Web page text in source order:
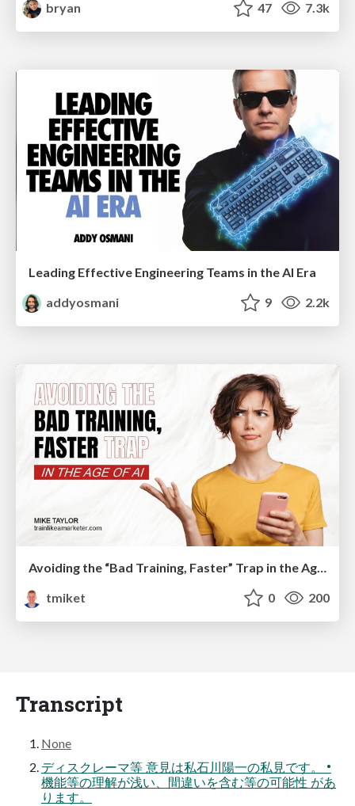
bryan
47 7.3k
Leading Effective Engineering Teams in the AI Era
addyosmani
9 2.2k
tmiket
0 200
Transcript
None
ディスクレーマ等 意見は私石川陽一の私見です。 •
機能等の理解が浅い、間違いを含む等の可能性 があ
ります。